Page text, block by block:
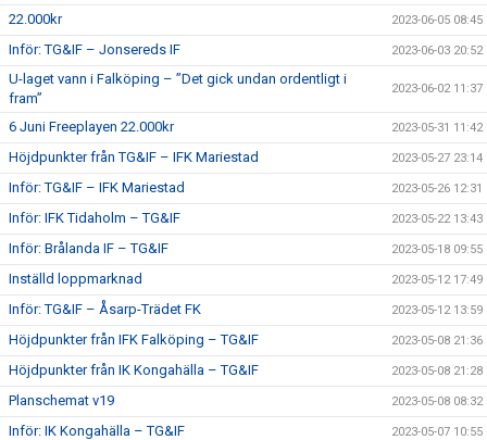
22.000kr 2023-06-05 08:45
Inför: TG&IF – Jonsereds IF 2023-06-03 20:52
U-laget vann i Falköping – ”Det gick undan ordentligt i
fram”
2023-06-02 11:37
6 Juni Freeplayen 22.000kr 2023-05-31 11:42
Höjdpunkter från TG&IF – IFK Mariestad 2023-05-27 23:14
Inför: TG&IF – IFK Mariestad 2023-05-26 12:31
Inför: IFK Tidaholm – TG&IF 2023-05-22 13:43
Inför: Brålanda IF – TG&IF 2023-05-18 09:55
Inställd loppmarknad 2023-05-12 17:49
Inför: TG&IF – Åsarp-Trädet FK 2023-05-12 13:59
Höjdpunkter från IFK Falköping – TG&IF 2023-05-08 21:36
Höjdpunkter från IK Kongahälla – TG&IF 2023-05-08 21:28
Planschemat v19 2023-05-08 08:32
Inför: IK Kongahälla – TG&IF 2023-05-07 10:55